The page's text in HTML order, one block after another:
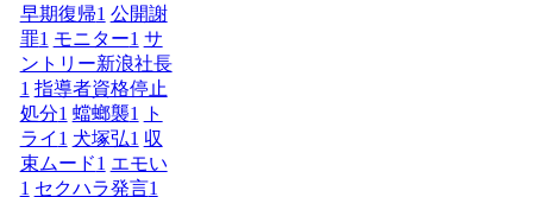
早期復帰1 公開謝
罪1 モニター1 サ
ントリー新浪社長
1 指導者資格停止
処分1 蟷螂襲1
ト
ライ 1 犬塚弘1 収
束ムード1 エモい
1 セクハラ発言1